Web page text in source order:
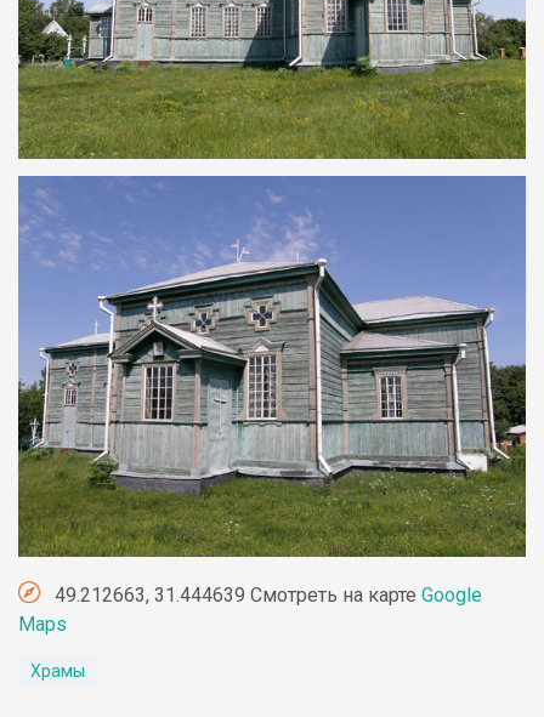
49.212663, 31.444639 Смотреть на карте Google
Maps
Храмы